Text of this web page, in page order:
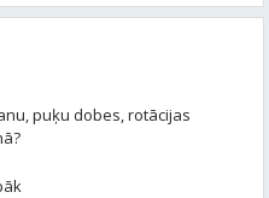
puķu dobes, rotācijas